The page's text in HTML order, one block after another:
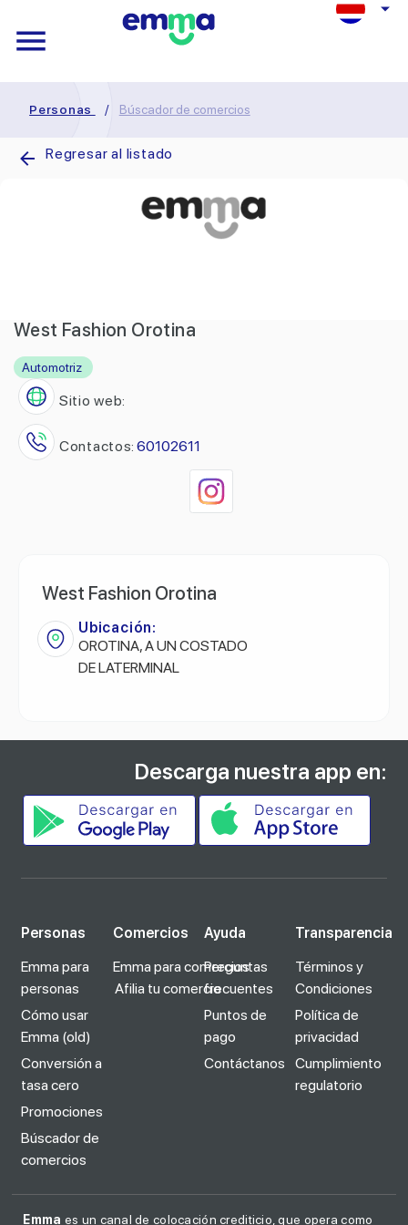
Personas / Búscador de comercios
Regresar al listado
West Fashion Orotina
Automotriz
Sitio web:
Contactos: 60102611
West Fashion Orotina
Ubicación:
OROTINA, A UN COSTADO
DE LATERMINAL
Descarga nuestra app en:
Personas
Emma para
personas
Cómo usar
Emma (old)
Conversión a
tasa cero
Promociones
Búscador de
comercios
Comercios
Emma para comercios
Afilia tu comercio
Ayuda
Preguntas
frecuentes
Puntos de
pago
Contáctanos
Transparencia
Términos y
Condiciones
Política de
privacidad
Cumplimiento
regulatorio
Emma es un canal de colocación crediticio, que opera como